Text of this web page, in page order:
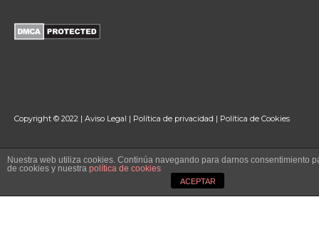
Copyright © 2022 | Aviso Legal | Política de privacidad | Política de Cookies
Nuestra web utiliza cookies. Continúa navegando para darnos consentimiento
de cookies y nuestra política de cookies
ACEPTAR